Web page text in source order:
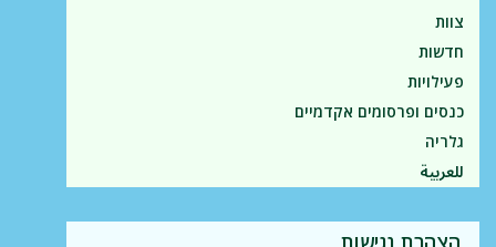
צוות
חדשות
פעילויות
כנסים ופרסומים אקדמיים
גלריה
للعربية